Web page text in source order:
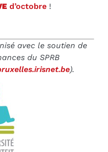
d’octobre!
avec le soutien de
du SPRB
).